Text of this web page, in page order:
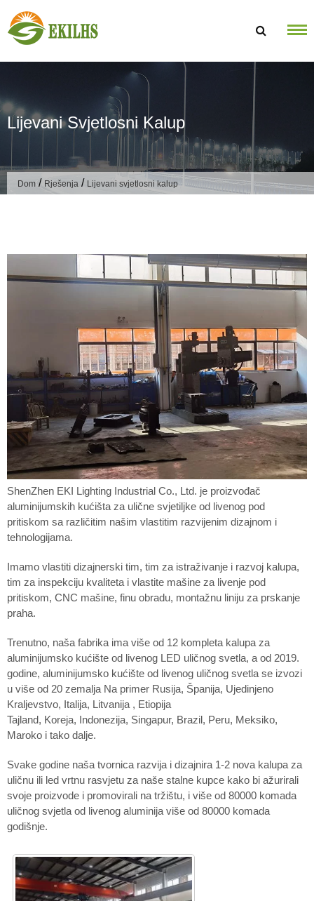
Lijevani Svjetlosni Kalup
Dom / Rješenja / Lijevani svjetlosni kalup
ShenZhen EKI Lighting Industrial Co., Ltd. je proizvođač
aluminijumskih kućišta za ulične svjetiljke od livenog pod
pritiskom sa različitim našim vlastitim razvijenim dizajnom i
tehnologijama.
Imamo vlastiti dizajnerski tim, tim za istraživanje i razvoj kalupa,
tim za inspekciju kvaliteta i vlastite mašine za livenje pod
pritiskom, CNC mašine, finu obradu, montažnu liniju za prskanje
praha.
Trenutno, naša fabrika ima više od 12 kompleta kalupa za
aluminijumsko kućište od livenog LED uličnog svetla, a od 2019.
godine, aluminijumsko kućište od livenog uličnog svetla se izvozi
u više od 20 zemalja Na primer Rusija, Španija, Ujedinjeno
Kraljevstvo, Italija, Litvanija , Etiopija
Tajland, Koreja, Indonezija, Singapur, Brazil, Peru, Meksiko,
Maroko i tako dalje.
Svake godine naša tvornica razvija i dizajnira 1-2 nova kalupa za
uličnu ili led vrtnu rasvjetu za naše stalne kupce kako bi ažurirali
svoje proizvode i promovirali na tržištu, i više od 80000 komada
uličnog svjetla od livenog aluminija više od 80000 komada
godišnje.